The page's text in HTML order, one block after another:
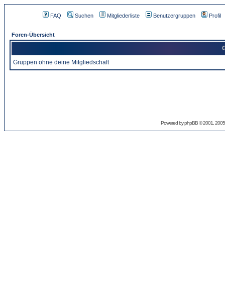
FAQ Suchen Mitgliederliste Benutzergruppen Profil
Foren-Übersicht
Gruppen ohne deine Mitgliedschaft
Powered byphpBB© 2001,